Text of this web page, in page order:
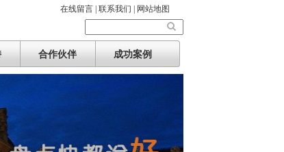
在线留言 | 联系我们 | 网站地图
合作伙伴 成功案例